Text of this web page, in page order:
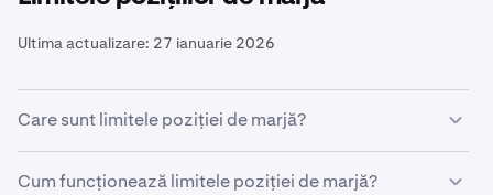
Ultima actualizare: 27 ianuarie 2026
Care sunt limitele poziției de marjă?
Limitele poziției de marjă reprezintă dimensiunea
Cum funcționează limitele poziției de marjă?